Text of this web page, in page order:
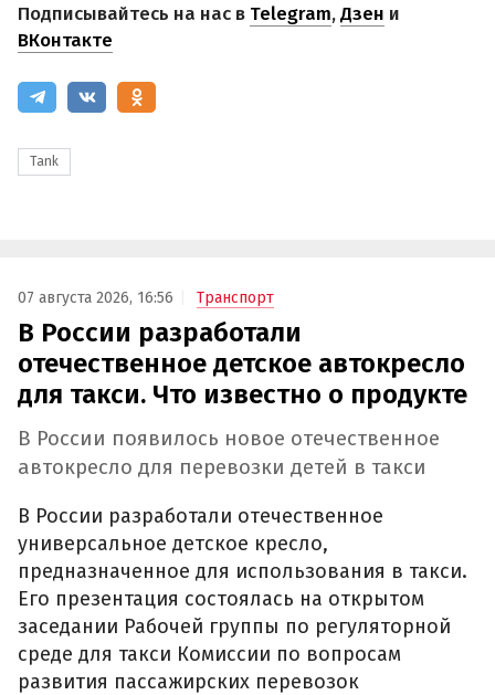
Подписывайтесь на нас в Telegram,Дзен и
ВКонтакте
Tank
07 августа 2026, 16:56 Транспорт
В России разработали
отечественное детское автокресло
для такси. Что известно о продукте
В России появилось новое отечественное
автокресло для перевозки детей в такси
В России разработали отечественное
универсальное детское кресло,
предназначенное для использования в такси.
Его презентация состоялась на открытом
заседании Рабочей группы по регуляторной
среде для такси Комиссии по вопросам
развития пассажирских перевозок